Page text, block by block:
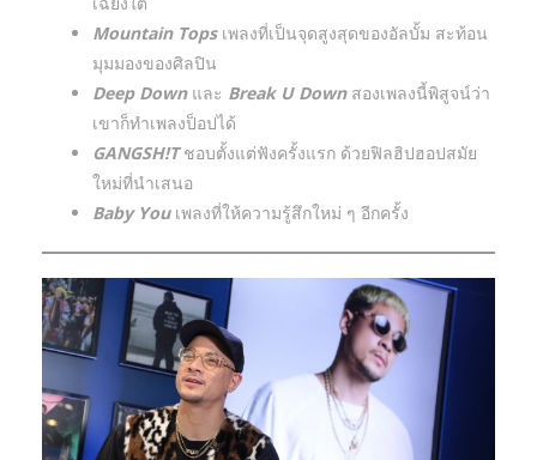
Mountain Topsเพลงที่เป็นจุดสูงสุดของอัลบั้ม สะท้อน
มุมมองของศิลปิน
Deep Downและ Break U Downสองเพลงนี้พิสูจน์ว่า
เขาก็ทำเพลงป็อปได้
GANGSH!Tชอบตั้งแต่ฟังครั้งแรก ด้วยฟิลฮิปฮอปสมัย
ใหม่ที่นำเสนอ
Baby Youเพลงที่ให้ความรู้สึกใหม่ ๆ อีกครั้ง